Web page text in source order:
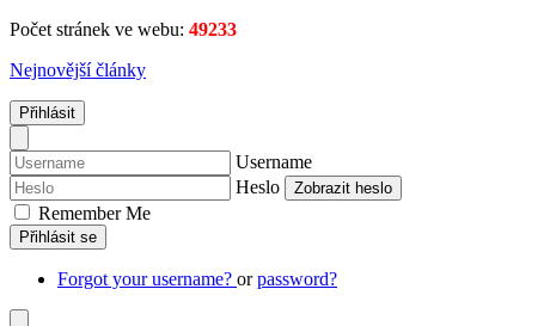
Počet stránek ve webu: 49233
Nejnovější články
Přihlásit
Username
Heslo
Zobrazit heslo
Remember Me
Přihlásit se
Forgot your username? orpassword?